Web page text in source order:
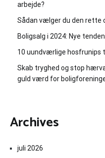
arbejde?
Sådan vælger du den rette
Boligsalg i 2024: Nye
10 uundværlige hosfrunips
Skab tryghed og stop
guld værd for
Archives
juli 2026